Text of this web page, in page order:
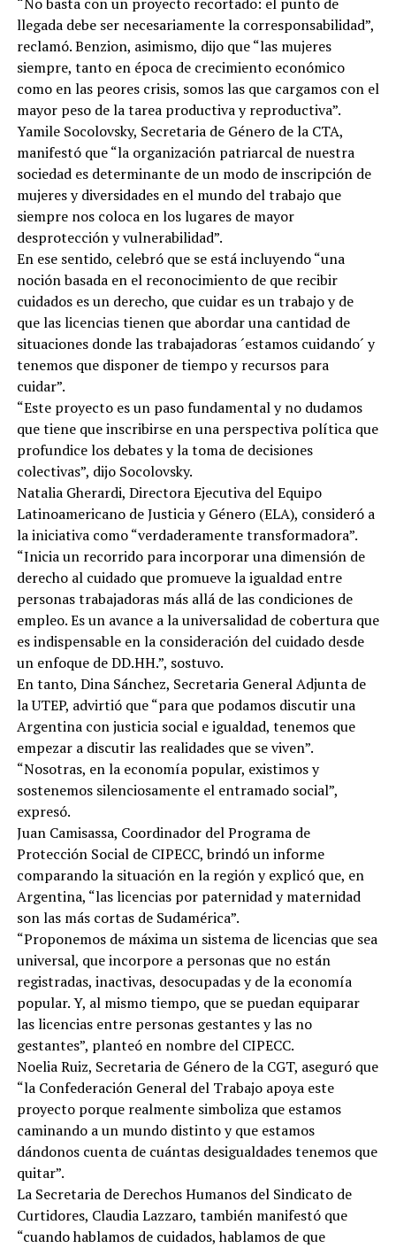
llegada debe ser necesariamente la corresponsabilidad”,
reclamó. Benzion, asimismo, dijo que “las mujeres
siempre, tanto en época de crecimiento económico
como en las peores crisis, somos las que cargamos con el
mayor peso de la tarea productiva y reproductiva”.
Yamile Socolovsky, Secretaria de Género de la CTA,
manifestó que “la organización patriarcal de nuestra
sociedad es determinante de un modo de inscripción de
mujeres y diversidades en el mundo del trabajo que
siempre nos coloca en los lugares de mayor
desprotección y vulnerabilidad”.
En ese sentido, celebró que se está incluyendo “una
noción basada en el reconocimiento de que recibir
cuidados es un derecho, que cuidar es un trabajo y de
que las licencias tienen que abordar una cantidad de
situaciones donde las trabajadoras ´estamos cuidando´ y
tenemos que disponer de tiempo y recursos para
cuidar”.
“Este proyecto es un paso fundamental y no dudamos
que tiene que inscribirse en una perspectiva política que
profundice los debates y la toma de decisiones
colectivas”, dijo Socolovsky.
Natalia Gherardi, Directora Ejecutiva del Equipo
Latinoamericano de Justicia y Género (ELA), consideró a
la iniciativa como “verdaderamente transformadora”.
“Inicia un recorrido para incorporar una dimensión de
derecho al cuidado que promueve la igualdad entre
personas trabajadoras más allá de las condiciones de
empleo. Es un avance a la universalidad de cobertura que
es indispensable en la consideración del cuidado desde
un enfoque de DD.HH.”, sostuvo.
En tanto, Dina Sánchez, Secretaria General Adjunta de
la UTEP, advirtió que “para que podamos discutir una
Argentina con justicia social e igualdad, tenemos que
empezar a discutir las realidades que se viven”.
“Nosotras, en la economía popular, existimos y
sostenemos silenciosamente el entramado social”,
expresó.
Juan Camisassa, Coordinador del Programa de
Protección Social de CIPECC, brindó un informe
comparando la situación en la región y explicó que, en
Argentina, “las licencias por paternidad y maternidad
son las más cortas de Sudamérica”.
“Proponemos de máxima un sistema de licencias que sea
universal, que incorpore a personas que no están
registradas, inactivas, desocupadas y de la economía
popular. Y, al mismo tiempo, que se puedan equiparar
las licencias entre personas gestantes y las no
gestantes”, planteó en nombre del CIPECC.
Noelia Ruiz, Secretaria de Género de la CGT, aseguró que
“la Confederación General del Trabajo apoya este
proyecto porque realmente simboliza que estamos
caminando a un mundo distinto y que estamos
dándonos cuenta de cuántas desigualdades tenemos que
quitar”.
La Secretaria de Derechos Humanos del Sindicato de
Curtidores, Claudia Lazzaro, también manifestó que
“cuando hablamos de cuidados, hablamos de que